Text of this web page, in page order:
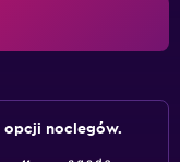
opcji noclegów.